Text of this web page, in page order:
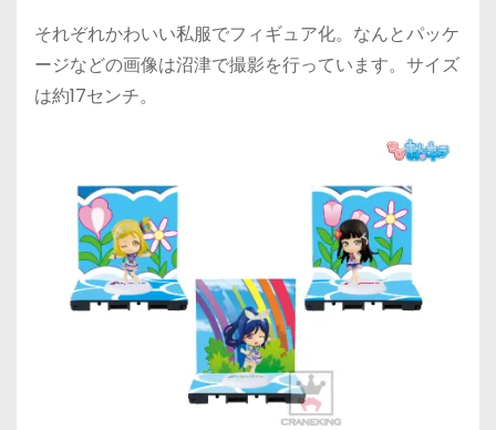
それぞれかわいい私服でフィギュア化。なんとパッケ
ージなどの画像は沼津で撮影を行っています。サイズ
は約17センチ。